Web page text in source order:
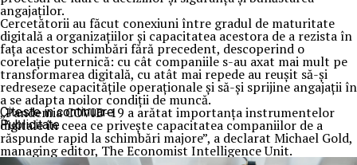
angajaților.
Cercetătorii au făcut conexiuni între gradul de maturitate
digitală a organizațiilor și capacitatea acestora de a rezista în
fața acestor schimbări fără precedent, descoperind o
corelație puternică: cu cât companiile s-au axat mai mult pe
transformarea digitală, cu atât mai repede au reușit să-și
redreseze capacitățile operaționale și să-și sprijine angajații în
a se adapta noilor condiții de muncă.
„Pandemia COVID-19 a arătat importanța instrumentelor
digitale în ceea ce privește capacitatea companiilor de a
răspunde rapid la schimbări majore”, a declarat Michael Gold,
managing editor, The Economist Intelligence Unit.
Citeste in continuare
Publicitate